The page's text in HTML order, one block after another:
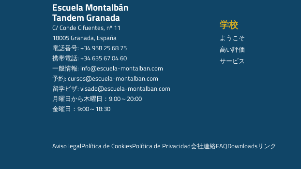
Escuela Montalbán
Tandem Granada
C/ Conde Cifuentes, nº 11
18005 Granada, España
電話番号: +34 958 25 68 75
携帯電話: +34 635 67 04 60
一般情報: info@escuela-montalban.com
予約: cursos@escuela-montalban.com
留学ビザ: visado@escuela-montalban.com
月曜日から木曜日：9:00～20:00
金曜日：9:00～18:30
学校
ようこそ
高い評価
サービス
Aviso legalPolítica de CookiesPolítica de Privacidad会社連絡FAQDownloadsリンク